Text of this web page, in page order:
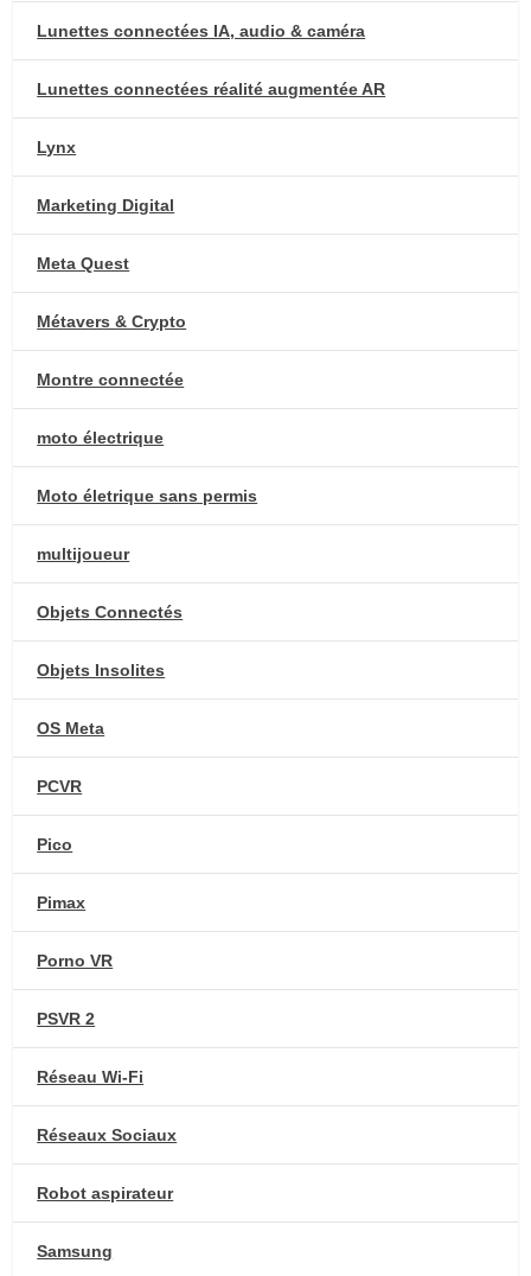
Lunettes connectées IA, audio & caméra
Lunettes connectées réalité augmentée AR
Lynx
Marketing Digital
Meta Quest
Métavers & Crypto
Montre connectée
moto électrique
Moto életrique sans permis
multijoueur
Objets Connectés
Objets Insolites
OS Meta
PCVR
Pico
Pimax
Porno VR
PSVR 2
Réseau Wi-Fi
Réseaux Sociaux
Robot aspirateur
Samsung